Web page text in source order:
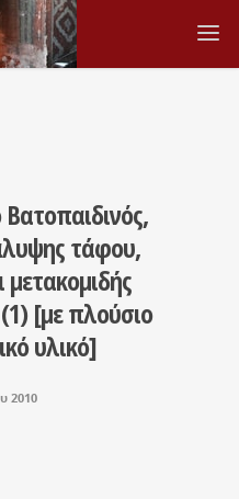
τάφου,
μετακομιδής
[με πλούσιο
υλικό]
2010